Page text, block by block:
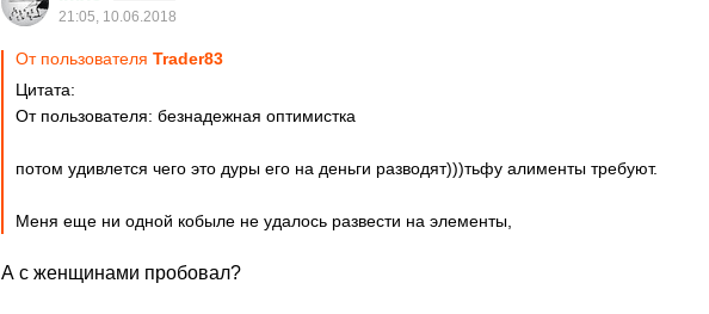
21:05, 10.06.2018
От пользователя Trader83
Цитата:
От пользователя: безнадежная оптимистка
потом удивлется чего это дуры его на деньги разводят)))тьфу алименты требуют.
Меня еще ни одной кобыле не удалось развести на элементы,
А с женщинами пробовал?